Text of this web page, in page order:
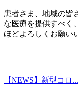
患者さま、地域の皆
な医療を提供すべく
ほどよろしくお願い
【NEWS】新型コロ...